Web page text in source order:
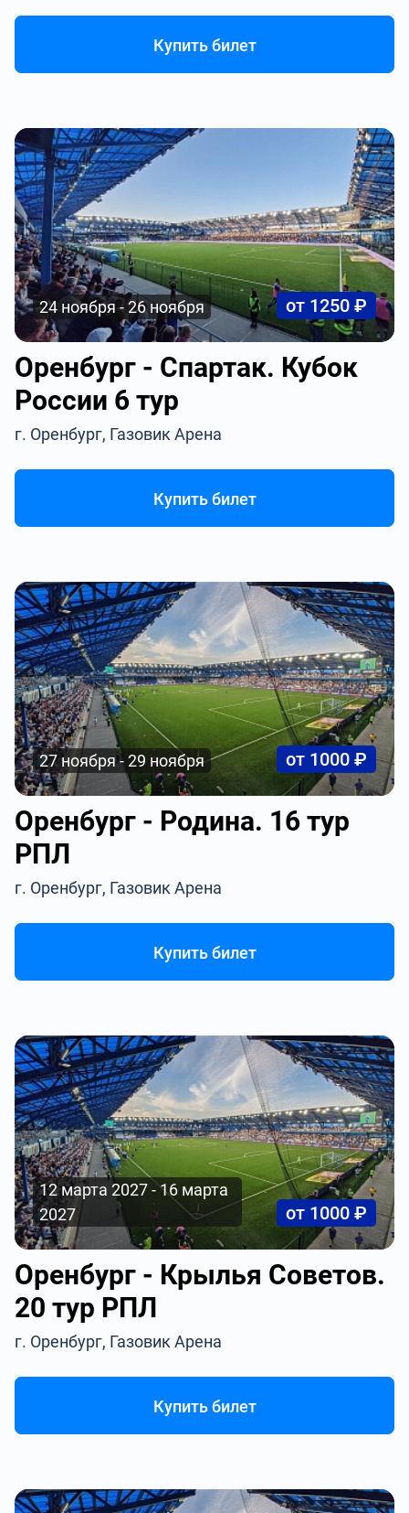
Купить билет
24 ноября - 26 ноября от 1250 ₽
Оренбург - Спартак. Кубок
России 6 тур
г. Оренбург, Газовик Арена
Купить билет
27 ноября - 29 ноября от 1000 ₽
Оренбург - Родина. 16 тур
РПЛ
г. Оренбург, Газовик Арена
Купить билет
12 марта 2027 - 16 марта
2027
от 1000 ₽
Оренбург - Крылья Советов.
20 тур РПЛ
г. Оренбург, Газовик Арена
Купить билет